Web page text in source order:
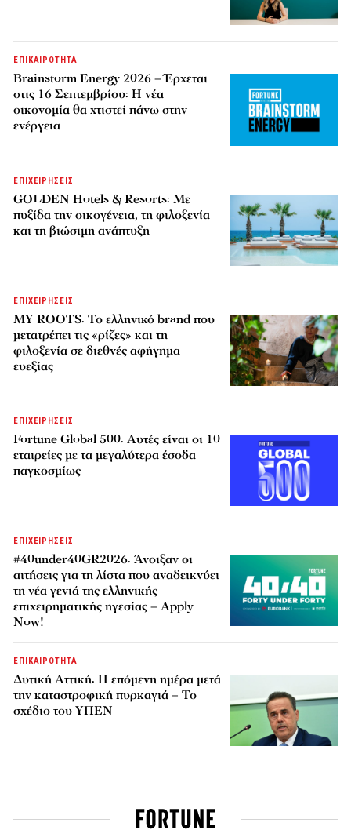
ΕΠΙΚΑΙΡΟΤΗΤΑ
Brainstorm Energy 2026 – Έρχεται
στις 16 Σεπτεμβρίου: Η νέα
οικονομία θα χτιστεί πάνω στην
ενέργεια
ΕΠΙΧΕΙΡΗΣΕΙΣ
GOLDEN Hotels & Resorts: Με
πυξίδα την οικογένεια, τη φιλοξενία
και τη βιώσιμη ανάπτυξη
ΕΠΙΧΕΙΡΗΣΕΙΣ
MY ROOTS: Το ελληνικό brand που
μετατρέπει τις «ρίζες» και τη
φιλοξενία σε διεθνές αφήγημα
ευεξίας
ΕΠΙΧΕΙΡΗΣΕΙΣ
Fortune Global 500: Αυτές είναι οι 10
εταιρείες με τα μεγαλύτερα έσοδα
παγκοσμίως
ΕΠΙΧΕΙΡΗΣΕΙΣ
#40under40GR2026: Άνοιξαν οι
αιτήσεις για τη λίστα που αναδεικνύει
τη νέα γενιά της ελληνικής
επιχειρηματικής ηγεσίας – Apply
Now!
ΕΠΙΚΑΙΡΟΤΗΤΑ
Δυτική Αττική: Η επόμενη ημέρα μετά
την καταστροφική πυρκαγιά – Το
σχέδιο του ΥΠΕΝ